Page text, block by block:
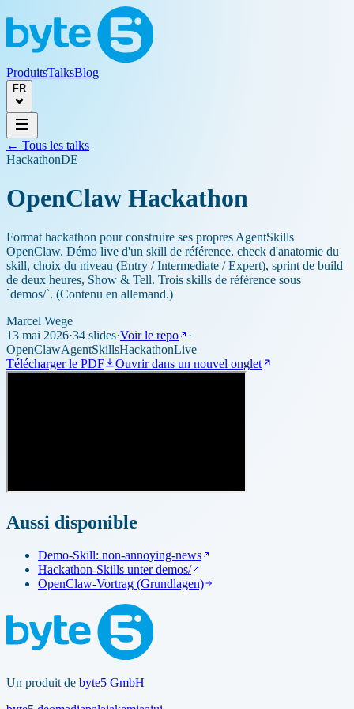
ProduitsTalksBlog
FR
← Tous les talks
HackathonDE
OpenClaw Hackathon
Format hackathon pour construire ses propres AgentSkills
OpenClaw. Démo live d'un skill de référence, check d'anatomie du
skill, choix du niveau (Entry / Intermediate / Expert), sprint de build
de deux heures, Show & Tell. Trois skills de référence sous
`demos/`. (Contenu en allemand.)
Marcel Wege
13 mai 2026·34 slides·Voir le repo
·
OpenClawAgentSkillsHackathonLive
Télécharger le PDF
Ouvrir dans un nouvel onglet
Aussi disponible
Demo-Skill: non-annoying-news
Hackathon-Skills unter demos/
OpenClaw-Vortrag (Grundlagen)
Un produit de byte5 GmbH